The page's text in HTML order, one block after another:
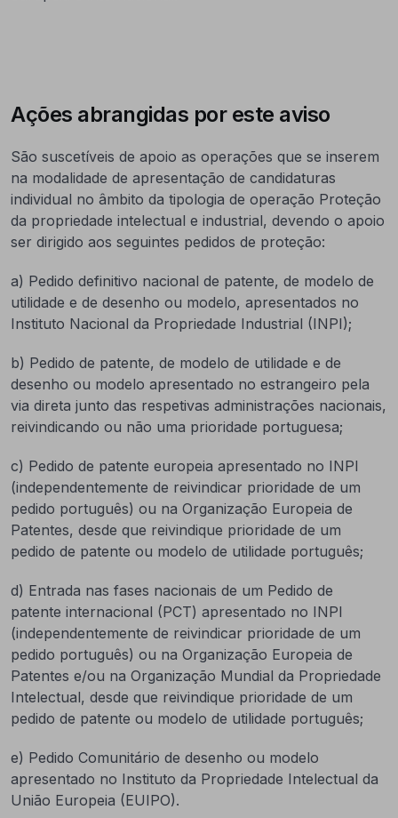
Ações abrangidas por este aviso
São suscetíveis de apoio as operações que se inserem
na modalidade de apresentação de candidaturas
individual no âmbito da tipologia de operação Proteção
da propriedade intelectual e industrial, devendo o apoio
ser dirigido aos seguintes pedidos de proteção:
a) Pedido definitivo nacional de patente, de modelo de
utilidade e de desenho ou modelo, apresentados no
Instituto Nacional da Propriedade Industrial (INPI);
b) Pedido de patente, de modelo de utilidade e de
desenho ou modelo apresentado no estrangeiro pela
via direta junto das respetivas administrações nacionais,
reivindicando ou não uma prioridade portuguesa;
c) Pedido de patente europeia apresentado no INPI
(independentemente de reivindicar prioridade de um
pedido português) ou na Organização Europeia de
Patentes, desde que reivindique prioridade de um
pedido de patente ou modelo de utilidade português;
d) Entrada nas fases nacionais de um Pedido de
patente internacional (PCT) apresentado no INPI
(independentemente de reivindicar prioridade de um
pedido português) ou na Organização Europeia de
Patentes e/ou na Organização Mundial da Propriedade
Intelectual, desde que reivindique prioridade de um
pedido de patente ou modelo de utilidade português;
e) Pedido Comunitário de desenho ou modelo
apresentado no Instituto da Propriedade Intelectual da
União Europeia (EUIPO).